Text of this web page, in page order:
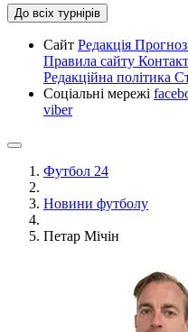
До всіх турнірів
Сайт Редакція
Правила сайту
Редакційна політика
Соціальні мережі
viber
Футбол 24
Новини футболу
Петар Мічін